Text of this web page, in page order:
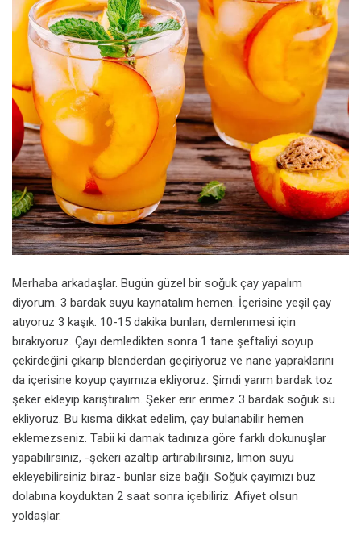
Merhaba arkadaşlar. Bugün güzel bir soğuk çay yapalım
diyorum. 3 bardak suyu kaynatalım hemen. İçerisine yeşil çay
atıyoruz 3 kaşık. 10-15 dakika bunları, demlenmesi için
bırakıyoruz. Çayı demledikten sonra 1 tane şeftaliyi soyup
çekirdeğini çıkarıp blenderdan geçiriyoruz ve nane yapraklarını
da içerisine koyup çayımıza ekliyoruz. Şimdi yarım bardak toz
şeker ekleyip karıştıralım. Şeker erir erimez 3 bardak soğuk su
ekliyoruz. Bu kısma dikkat edelim, çay bulanabilir hemen
eklemezseniz. Tabii ki damak tadınıza göre farklı dokunuşlar
yapabilirsiniz, -şekeri azaltıp artırabilirsiniz, limon suyu
ekleyebilirsiniz biraz- bunlar size bağlı. Soğuk çayımızı buz
dolabına koyduktan 2 saat sonra içebiliriz. Afiyet olsun
yoldaşlar.